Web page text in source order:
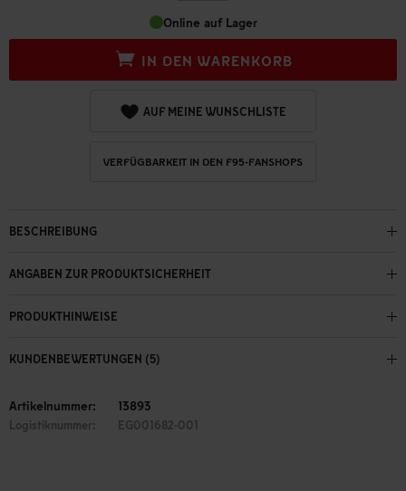
Online auf Lager
IN DEN WARENKORB
AUF MEINE WUNSCHLISTE
VERFÜGBARKEIT IN DEN F95-FANSHOPS
BESCHREIBUNG
ANGABEN ZUR PRODUKTSICHERHEIT
PRODUKTHINWEISE
KUNDENBEWERTUNGEN (5)
Artikelnummer: 13893
Logistiknummer: EG001682-001